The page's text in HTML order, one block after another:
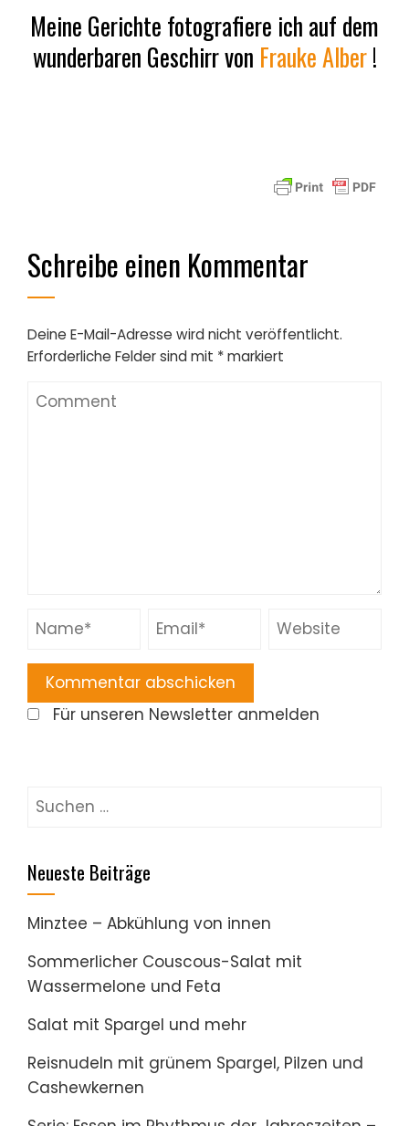
Meine Gerichte fotografiere ich auf dem
wunderbaren Geschirr von Frauke Alber!
Schreibe einen Kommentar
Deine E-Mail-Adresse wird nicht veröffentlicht.
Erforderliche Felder sind mit *markiert
Für unseren Newsletter anmelden
Suchen
Neueste Beiträge
Minztee – Abkühlung von innen
Sommerlicher Couscous-Salat mit
Wassermelone und Feta
Salat mit Spargel und mehr
Reisnudeln mit grünem Spargel, Pilzen und
Cashewkernen